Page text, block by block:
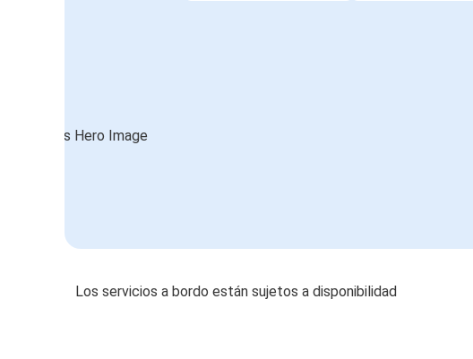
Los servicios a bordo están sujetos a disponibilidad